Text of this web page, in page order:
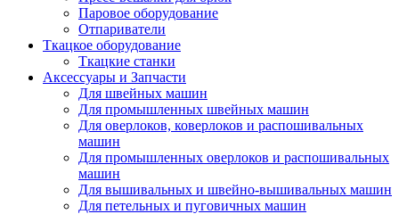
Паровое оборудование
Отпариватели
Ткацкое оборудование
Ткацкие станки
Аксессуары и Запчасти
Для швейных машин
Для промышленных швейных машин
Для оверлоков, коверлоков и распошивальных
машин
Для промышленных оверлоков и распошивальных
машин
Для вышивальных и швейно-вышивальных машин
Для петельных и пуговичных машин